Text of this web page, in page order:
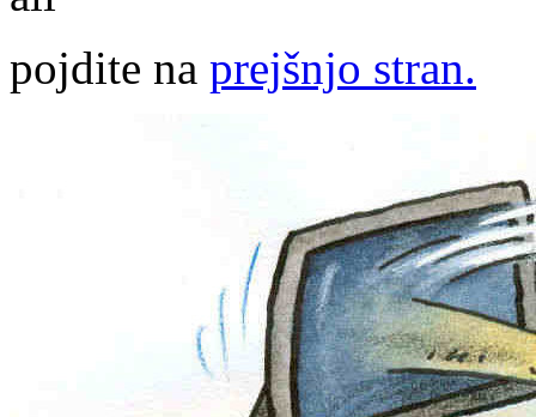
pojdite na prejšnjo stran.